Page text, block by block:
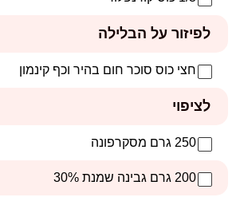
לפיזור על הבלילה
חצי כוס סוכר חום בהיר וכף קינמון
לציפוי
250 גרם מסקרפונה
200 גרם גבינה שמנת 30%